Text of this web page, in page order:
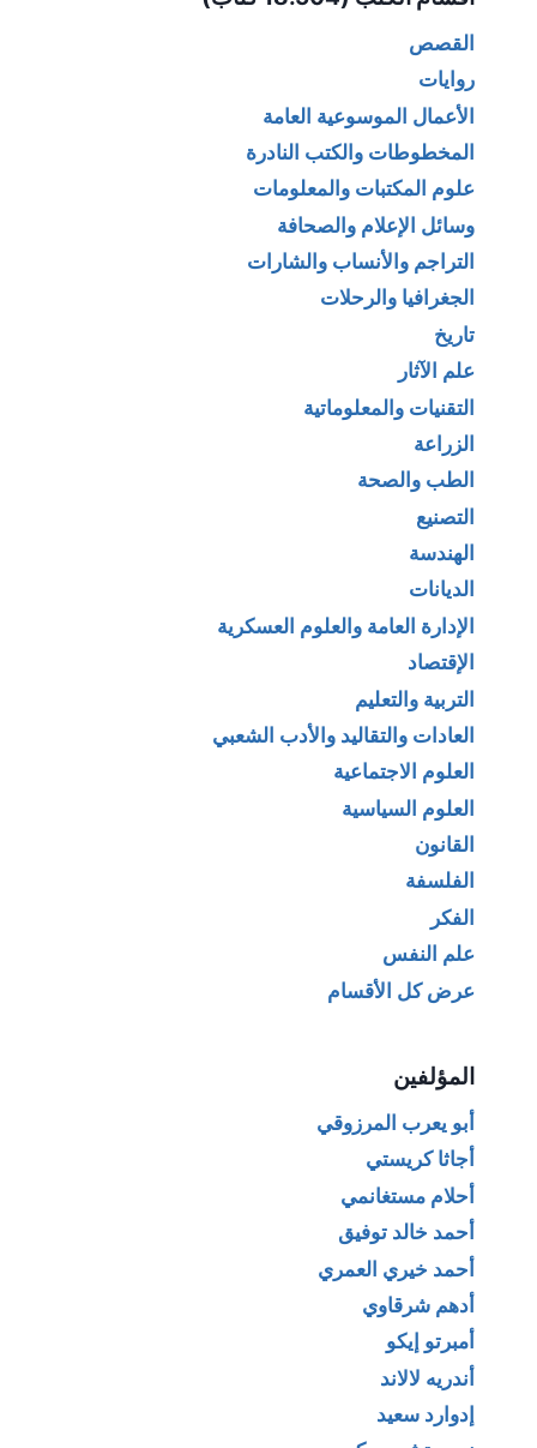
القصص
روايات
الأعمال الموسوعية العامة
المخطوطات والكتب النادرة
علوم المكتبات والمعلومات
وسائل الإعلام والصحافة
التراجم والأنساب والشارات
الجغرافيا والرحلات
تاريخ
علم الآثار
التقنيات والمعلوماتية
الزراعة
الطب والصحة
التصنيع
الهندسة
الديانات
الإدارة العامة والعلوم العسكرية
الإقتصاد
التربية والتعليم
العادات والتقاليد والأدب الشعبي
العلوم الاجتماعية
العلوم السياسية
القانون
الفلسفة
الفكر
علم النفس
عرض كل الأقسام
المؤلفين
أبو يعرب المرزوقي
أجاثا كريستي
أحلام مستغانمي
أحمد خالد توفيق
أحمد خيري العمري
أدهم شرقاوي
أمبرتو إيكو
أندريه لالاند
إدوارد سعيد